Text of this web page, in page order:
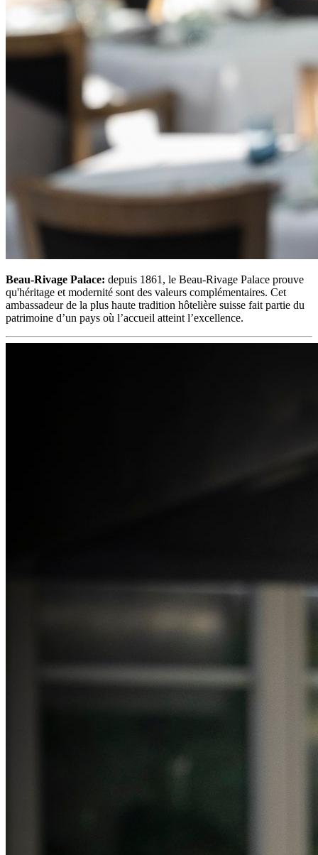
Beau-Rivage Palace: depuis 1861, le Beau-Rivage Palace prouve
qu'héritage et modernité sont des valeurs complémentaires. Cet
ambassadeur de la plus haute tradition hôtelière suisse fait partie du
patrimoine d’un pays où l’accueil atteint l’excellence.